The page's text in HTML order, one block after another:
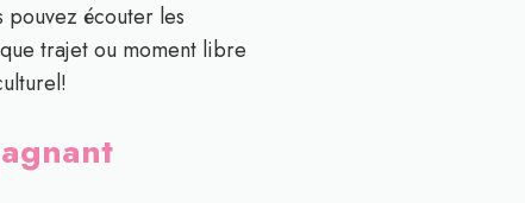
pouvez écouter les
trajet ou moment libre